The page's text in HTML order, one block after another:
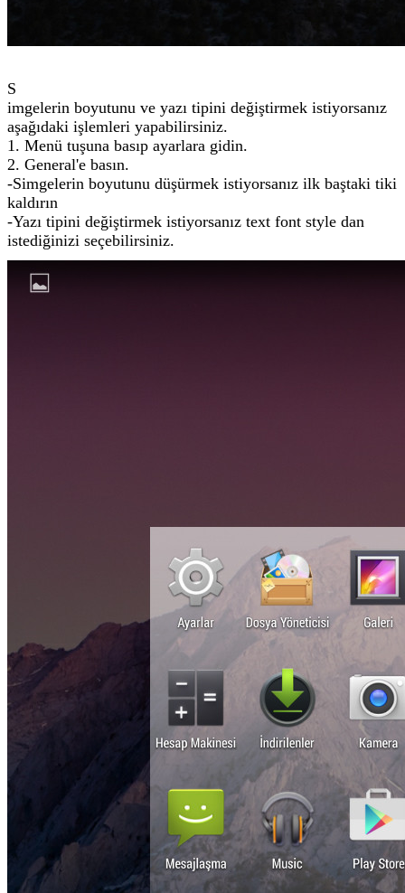
S
imgelerin boyutunu ve yazı tipini değiştirmek istiyorsanız
aşağıdaki işlemleri yapabilirsiniz.
1. Menü tuşuna basıp ayarlara gidin.
2. General'e basın.
-Simgelerin boyutunu düşürmek istiyorsanız ilk baştaki tiki
kaldırın
-Yazı tipini değiştirmek istiyorsanız text font style dan
istediğinizi seçebilirsiniz.